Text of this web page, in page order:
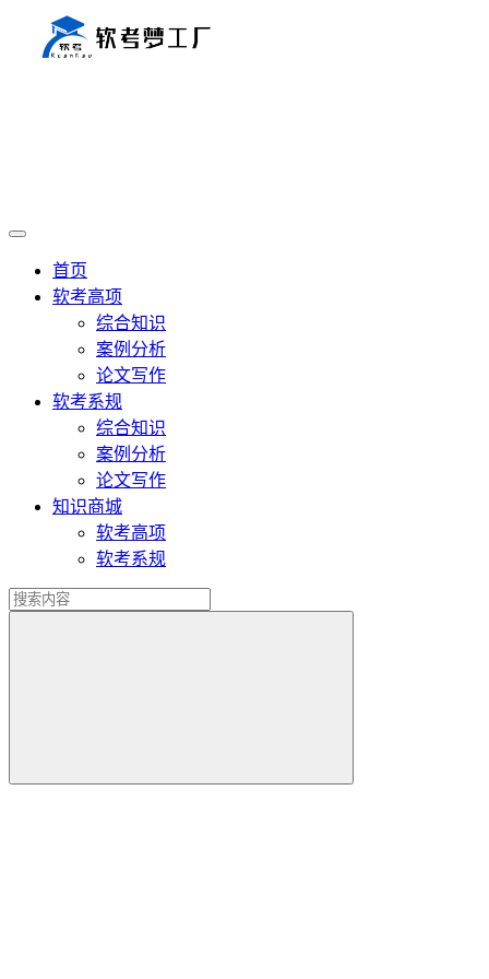
首页
软考高项
综合知识
案例分析
论文写作
软考系规
综合知识
案例分析
论文写作
知识商城
软考高项
软考系规